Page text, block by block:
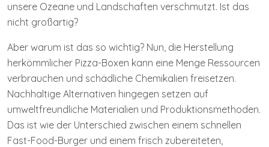
unsere Ozeane und Landschaften verschmutzt. Ist das
nicht großartig?
Aber warum ist das so wichtig? Nun, die Herstellung
herkömmlicher Pizza-Boxen kann eine Menge Ressourcen
verbrauchen und schädliche Chemikalien freisetzen.
Nachhaltige Alternativen hingegen setzen auf
umweltfreundliche Materialien und Produktionsmethoden.
Das ist wie der Unterschied zwischen einem schnellen
Fast-Food-Burger und einem frisch zubereiteten,